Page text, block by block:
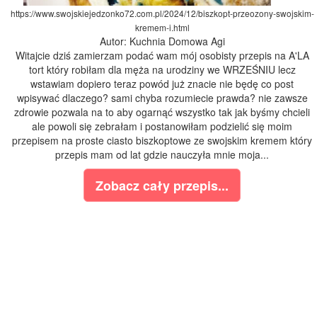
https://www.swojskiejedzonko72.com.pl/2024/12/biszkopt-przeozony-swojskim-
kremem-i.html
Autor: Kuchnia Domowa Agi
Witajcie dziś zamierzam podać wam mój osobisty przepis na A'LA
tort który robiłam dla męża na urodziny we WRZEŚNIU lecz
wstawiam dopiero teraz powód już znacie nie będę co post
wpisywać dlaczego? sami chyba rozumiecie prawda? nie zawsze
zdrowie pozwala na to aby ogarnąć wszystko tak jak byśmy chcieli
ale powoli się zebrałam i postanowiłam podzielić się moim
przepisem na proste ciasto biszkoptowe ze swojskim kremem który
przepis mam od lat gdzie nauczyła mnie moja...
Zobacz cały przepis...